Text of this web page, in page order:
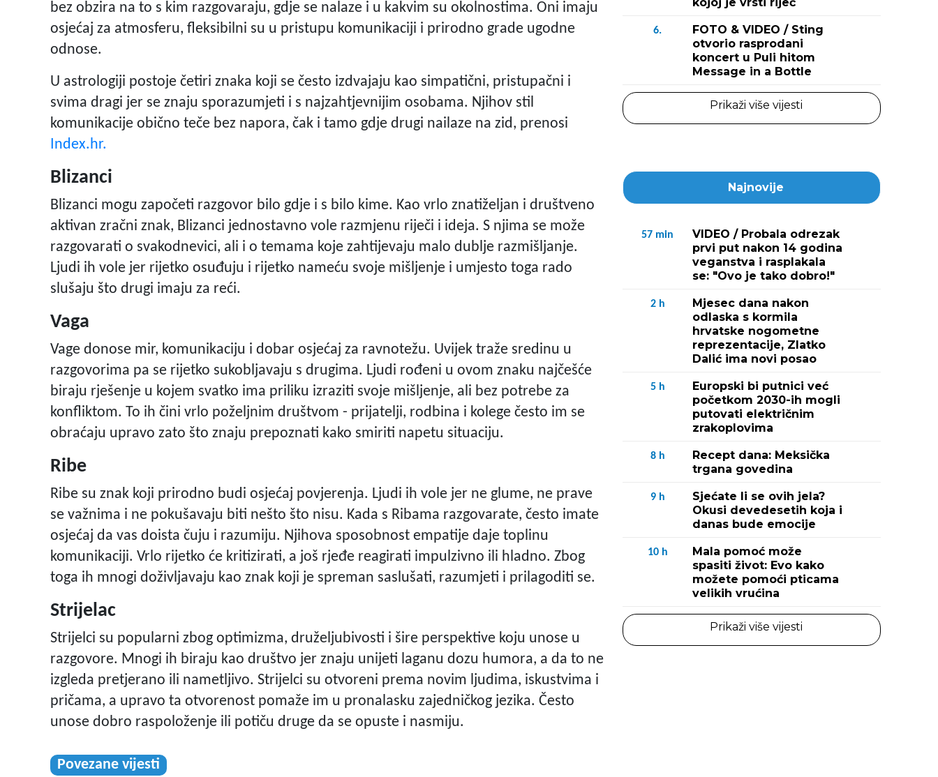
bez obzira na to s kim razgovaraju, gdje se nalaze i u kakvim su okolnostima. Oni imaju
osjećaj za atmosferu, fleksibilni su u pristupu komunikaciji i prirodno grade ugodne
odnose.
U astrologiji postoje četiri znaka koji se često izdvajaju kao simpatični, pristupačni i
svima dragi jer se znaju sporazumjeti i s najzahtjevnijim osobama. Njihov stil
komunikacije obično teče bez napora, čak i tamo gdje drugi nailaze na zid, prenosi
Index.hr.
Blizanci
Blizanci mogu započeti razgovor bilo gdje i s bilo kime. Kao vrlo znatiželjan i društveno
aktivan zračni znak, Blizanci jednostavno vole razmjenu riječi i ideja. S njima se može
razgovarati o svakodnevici, ali i o temama koje zahtijevaju malo dublje razmišljanje.
Ljudi ih vole jer rijetko osuđuju i rijetko nameću svoje mišljenje i umjesto toga rado
slušaju što drugi imaju za reći.
Vaga
Vage donose mir, komunikaciju i dobar osjećaj za ravnotežu. Uvijek traže sredinu u
razgovorima pa se rijetko sukobljavaju s drugima. Ljudi rođeni u ovom znaku najčešće
biraju rješenje u kojem svatko ima priliku izraziti svoje mišljenje, ali bez potrebe za
konfliktom. To ih čini vrlo poželjnim društvom - prijatelji, rodbina i kolege često im se
obraćaju upravo zato što znaju prepoznati kako smiriti napetu situaciju.
Ribe
Ribe su znak koji prirodno budi osjećaj povjerenja. Ljudi ih vole jer ne glume, ne prave
se važnima i ne pokušavaju biti nešto što nisu. Kada s Ribama razgovarate, često imate
osjećaj da vas doista čuju i razumiju. Njihova sposobnost empatije daje toplinu
komunikaciji. Vrlo rijetko će kritizirati, a još rjeđe reagirati impulzivno ili hladno. Zbog
toga ih mnogi doživljavaju kao znak koji je spreman saslušati, razumjeti i prilagoditi se.
Strijelac
Strijelci su popularni zbog optimizma, druželjubivosti i šire perspektive koju unose u
razgovore. Mnogi ih biraju kao društvo jer znaju unijeti laganu dozu humora, a da to ne
izgleda pretjerano ili nametljivo. Strijelci su otvoreni prema novim ljudima, iskustvima i
pričama, a upravo ta otvorenost pomaže im u pronalasku zajedničkog jezika. Često
unose dobro raspoloženje ili potiču druge da se opuste i nasmiju.
Povezane vijesti
6.
FOTO & VIDEO / Sting
otvorio rasprodani
koncert u Puli hitom
Message in a Bottle
Prikaži više vijesti
Najnovije
57 min
VIDEO / Probala odrezak
prvi put nakon 14 godina
veganstva i rasplakala
se: "Ovo je tako dobro!"
2 h
Mjesec dana nakon
odlaska s kormila
hrvatske nogometne
reprezentacije, Zlatko
Dalić ima novi posao
5 h
Europski bi putnici već
početkom 2030-ih mogli
putovati električnim
zrakoplovima
8 h
Recept dana: Meksička
trgana govedina
9 h
Sjećate li se ovih jela?
Okusi devedesetih koja i
danas bude emocije
10 h
Mala pomoć može
spasiti život: Evo kako
možete pomoći pticama
velikih vrućina
Prikaži više vijesti